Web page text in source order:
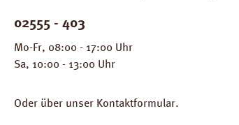
02555 - 403
Mo-Fr, 08:00 - 17:00 Uhr
Sa, 10:00 - 13:00 Uhr
Oder über unser Kontaktformular.